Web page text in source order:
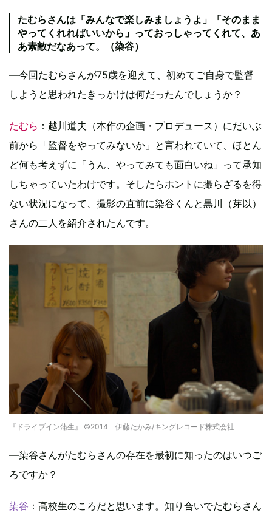
たむらさんは「みんなで楽しみましょうよ」「そのまま
やってくれればいいから」っておっしゃってくれて、あ
あ素敵だなあって。（染谷）
―今回たむらさんが75歳を迎えて、初めてご自身で監督
しようと思われたきっかけは何だったんでしょうか？
たむら ：越川道夫（本作の企画・プロデュース）にだいぶ
前から「監督をやってみないか」と言われていて、ほとん
ど何も考えずに「うん、やってみても面白いね」って承知
しちゃっていたわけです。そしたらホントに撮らざるを得
ない状況になって、撮影の直前に染谷くんと黒川（芽以）
さんの二人を紹介されたんです。
『ドライブイン蒲生』 ©2014 伊藤たかみ/キングレコード株式会社
―染谷さんがたむらさんの存在を最初に知ったのはいつご
ろですか？
染谷 ：高校生のころだと思います。知り合いでたむらさん